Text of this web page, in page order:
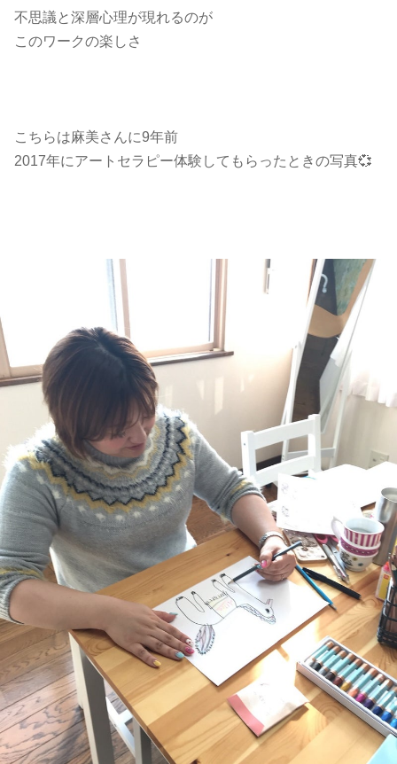
不思議と深層心理が現れるのが
このワークの楽しさ
こちらは麻美さんに9年前
2017年にアートセラピー体験してもらったときの写真💞